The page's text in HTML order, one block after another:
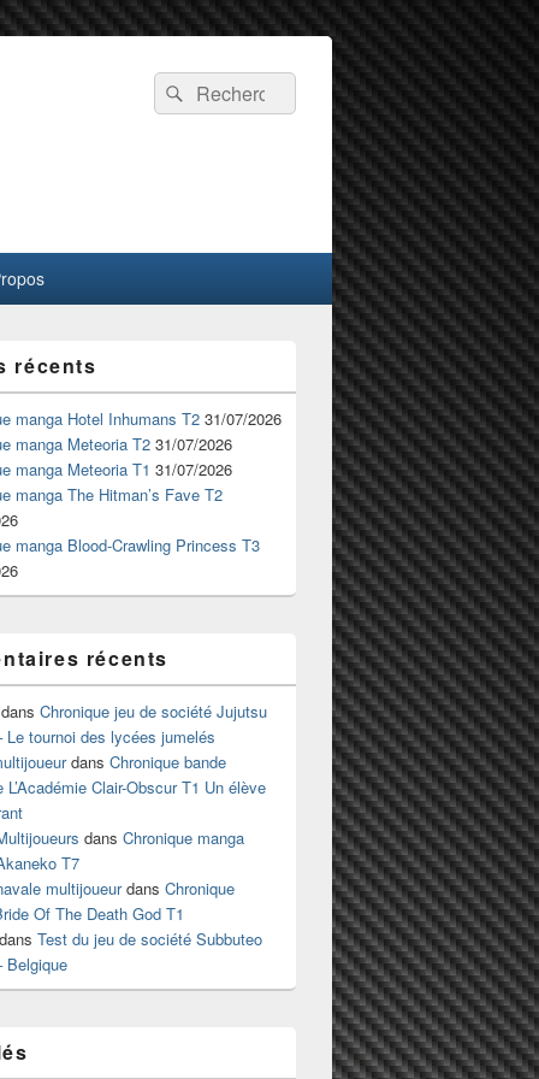
Recherche :
Rechercher
récents
manga Hotel Inhumans T2 31/07/2026
manga Meteoria T2 31/07/2026
manga Meteoria T1 31/07/2026
manga The Hitman’s Fave T2
manga Blood-Crawling Princess T3
récents
dans Chronique jeu de société Jujutsu
Le tournoi des lycées jumelés
dans Chronique bande
L’Académie Clair-Obscur T1 Un élève
dans Chronique manga
T7
multijoueurdans Chronique
Of The Death God T1
dans Test du jeu de société Subbuteo
Belgique